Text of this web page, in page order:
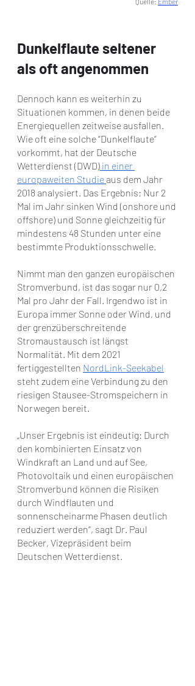
Dunkelflaute seltener
als oft angenommen
Dennoch kann es weiterhin zu
Situationen kommen, in denen beide
Energiequellen zeitweise ausfallen.
Wie oft eine solche “Dunkelflaute”
vorkommt, hat der Deutsche
Wetterdienst (DWD) in einer
europaweiten Studie aus dem Jahr
2018 analysiert. Das Ergebnis: Nur 2
Mal im Jahr sinken Wind (onshore und
offshore) und Sonne gleichzeitig für
mindestens 48 Stunden unter eine
bestimmte Produktionsschwelle.
Nimmt man den ganzen europäischen
Stromverbund, ist das sogar nur 0,2
Mal pro Jahr der Fall. Irgendwo ist in
Europa immer Sonne oder Wind, und
der grenzüberschreitende
Stromaustausch ist längst
Normalität. Mit dem 2021
fertiggestellten NordLink-Seekabel
steht zudem eine Verbindung zu den
riesigen Stausee-Stromspeichern in
Norwegen bereit.
„Unser Ergebnis ist eindeutig: Durch
den kombinierten Einsatz von
Windkraft an Land und auf See,
Photovoltaik und einen europäischen
Stromverbund können die Risiken
durch Windflauten und
sonnenscheinarme Phasen deutlich
reduziert werden“, sagt Dr. Paul
Becker, Vizepräsident beim
Deutschen Wetterdienst.